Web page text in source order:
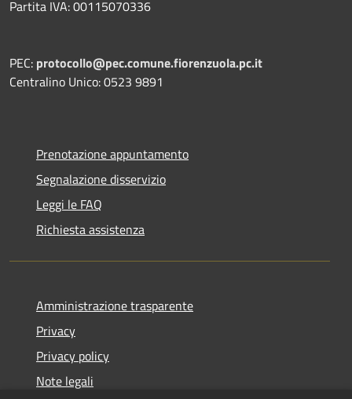
Partita IVA: 00115070336
PEC: protocollo@pec.comune.fiorenzuola.pc.it
Centralino Unico: 0523 9891
Prenotazione appuntamento
Segnalazione disservizio
Leggi le FAQ
Richiesta assistenza
Amministrazione trasparente
Privacy
Privacy policy
Note legali